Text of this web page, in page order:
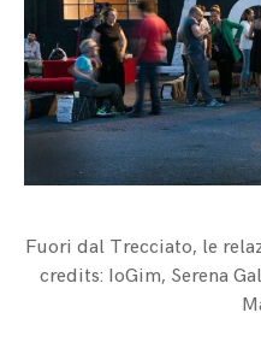
Fuori dal Trecciato, le
credits: IoGim, Serena